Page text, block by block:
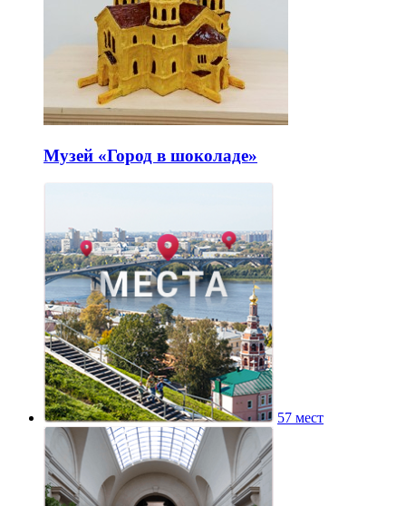
Музей «Город в шоколаде»
57 мест